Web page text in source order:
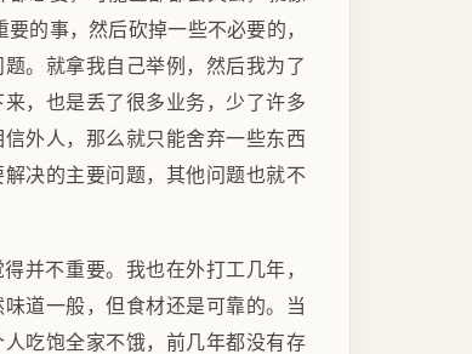
的事，然后砍掉一些不必要的，
。就拿我自己举例，然后我为了
，也是丢了很多业务，少了许多
外人，那么就只能舍弃一些东西
决的主要问题，其他问题也就不
并不重要。我也在外打工几年，
道一般，但食材还是可靠的。当
吃饱全家不饿，前几年都没有存